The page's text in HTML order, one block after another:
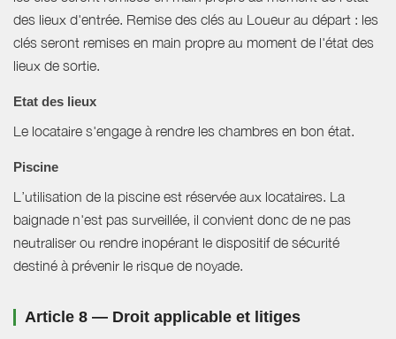
des lieux d'entrée. Remise des clés au Loueur au départ : les
clés seront remises en main propre au moment de l'état des
lieux de sortie.
Etat des lieux
Le locataire s'engage à rendre les chambres en bon état.
Piscine
L’utilisation de la piscine est réservée aux locataires. La
baignade n'est pas surveillée, il convient donc de ne pas
neutraliser ou rendre inopérant le dispositif de sécurité
destiné à prévenir le risque de noyade.
Article 8 — Droit applicable et litiges